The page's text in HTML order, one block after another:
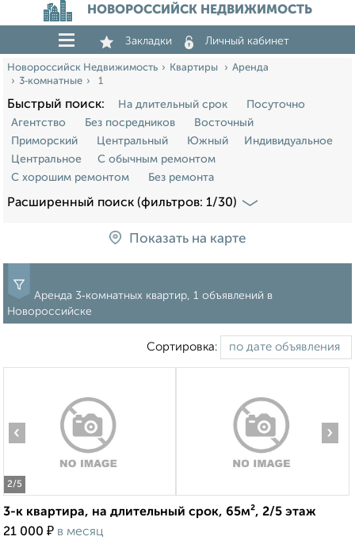
НОВОРОССИЙСК НЕДВИЖИМОСТЬ
Закладки Личный кабинет
Новороссийск Недвижимость Квартиры
Аренда
3‑комнатные
1
Быстрый поиск: На длительный срок
Посуточно
Агентство
Без посредников
Восточный
Приморский
Центральный Южный
Индивидуальное
Центральное
С обычным ремонтом
С хорошим ремонтом
Без ремонта
Расширенный поиск (фильтров: 1/30)
Показать на карте
Аренда 3‑комнатных квартир, 1 объявлений в
Новороссийске
Сортировка:
2/5
‹ ›
3-к квартира, на длительный срок, 65м², 2/5 этаж
21 000 ₽ в месяц